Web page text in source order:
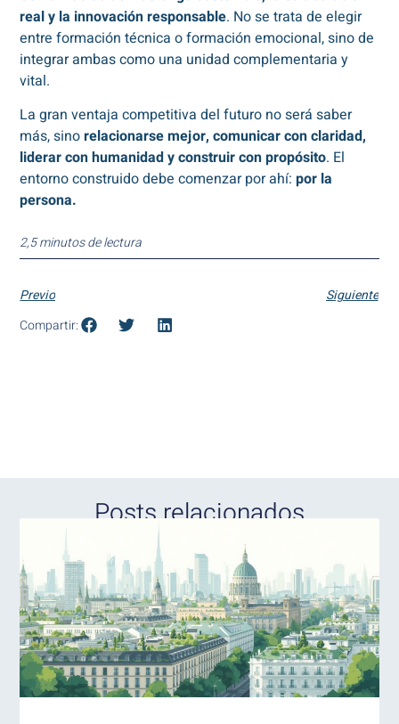
real y la innovación responsable. No se trata de elegir
entre formación técnica o formación emocional, sino de
integrar ambas como una unidad complementaria y
vital.
La gran ventaja competitiva del futuro no será saber
más, sinorelacionarse mejor, comunicar con claridad,
liderar con humanidad y construir con propósito. El
entorno construido debe comenzar por ahí:por la
persona.
2,5 minutos de lectura
Previo
Siguiente
Compartir:
Posts relacionados